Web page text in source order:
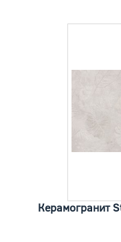
Керамогранит